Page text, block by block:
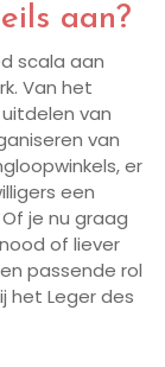
aan?
scala aan
Van het
van
van
er
een
je nu graag
of liever
passende rol
het Leger des